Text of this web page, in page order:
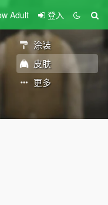
Adult 登入
涂装
皮肤
更多